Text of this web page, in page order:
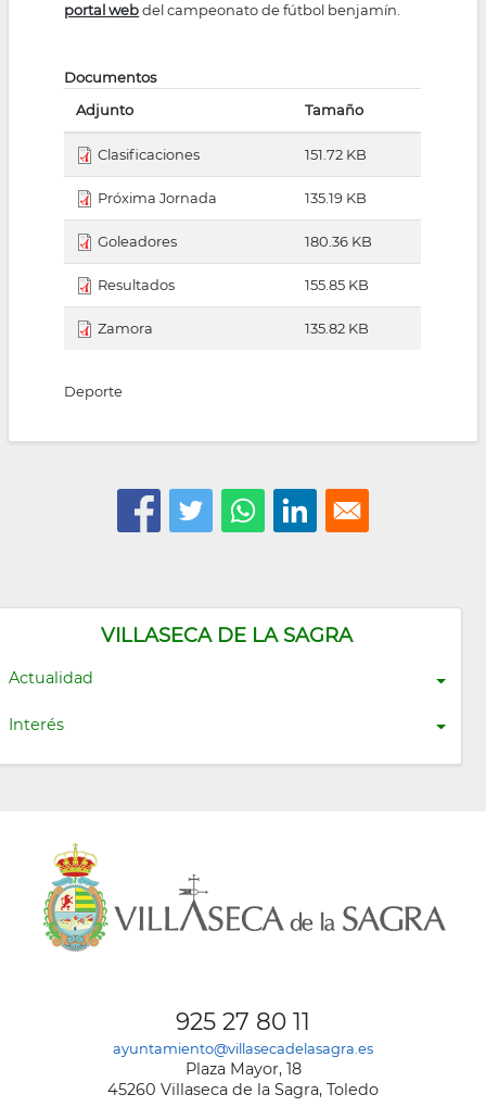
VILLASECA DE LA SAGRA
Actualidad
Interés
portal webdel campeonato de fútbol benjamín.
Documentos
Adjunto
Tamaño
Clasificaciones 151.72 KB
Próxima Jornada 135.19 KB
Goleadores 180.36 KB
Resultados 155.85 KB
Zamora 135.82 KB
Deporte
925 27 80 11
ayuntamiento@villasecadelasagra.es
Plaza Mayor, 18
45260 Villaseca de la Sagra, Toledo